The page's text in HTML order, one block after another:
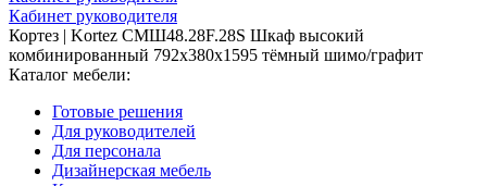
Кабинет руководителя
Кортез | Kortez СМШ48.28F.28S Шкаф высокий
комбинированный 792x380x1595 тёмный шимо/графит
Каталог мебели:
Готовые решения
Для руководителей
Для персонала
Дизайнерская мебель